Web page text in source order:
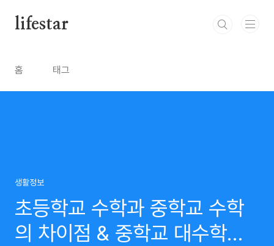
lifestar
홈 태그
생활정보
초등학교 수학과 중학교 수학
의 차이점 & 중학교 대수학의